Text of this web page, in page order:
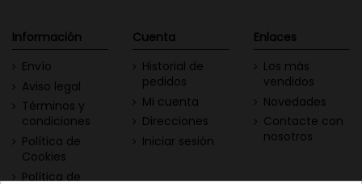
Información
Envío
Aviso legal
Términos y
condiciones
Política de
Cookies
Política de
Cuenta
Historial de
pedidos
Mi cuenta
Direcciones
Iniciar sesión
Enlaces
Los más
vendidos
Novedades
Contacte con
nosotros